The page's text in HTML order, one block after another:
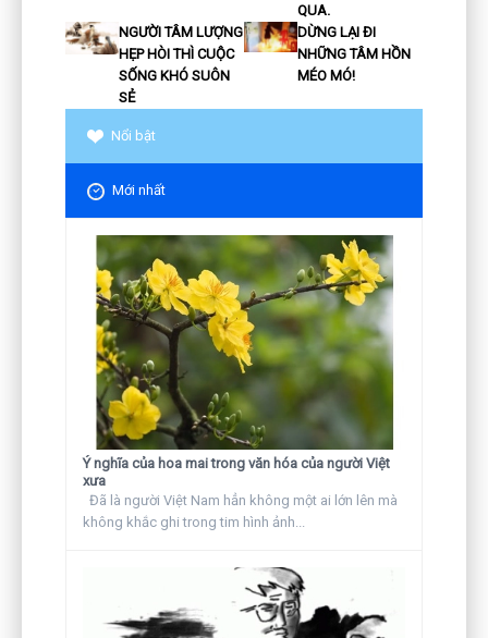
QUA.
NGƯỜI TÂM LƯỢNG
HẸP HÒI THÌ CUỘC
SỐNG KHÓ SUÔN
SẺ
DỪNG LẠI ĐI
NHỮNG TÂM HỒN
MÉO MÓ!
Nổi bật
Mới nhất
Ý nghĩa của hoa mai trong văn hóa của người Việt
xưa
Đã là người Việt Nam hẳn không một ai lớn lên mà
không khắc ghi trong tim hình ảnh...